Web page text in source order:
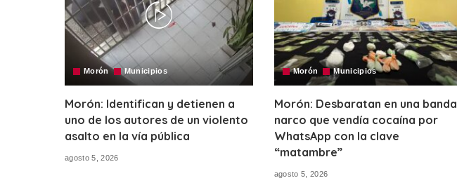
Morón Municipios
Morón: Identifican y detienen a
uno de los autores de un violento
asalto en la vía pública
agosto 5, 2026
Morón Municipios
Morón: Desbaratan en una banda
narco que vendía cocaína por
WhatsApp con la clave
“matambre”
agosto 5, 2026